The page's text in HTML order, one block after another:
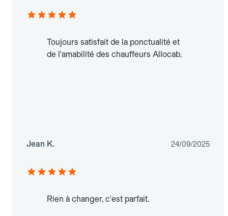
Toujours satisfait de la ponctualité et
de l'amabilité des chauffeurs Allocab.
Jean K. 24/09/2025
Rien à changer, c'est parfait.